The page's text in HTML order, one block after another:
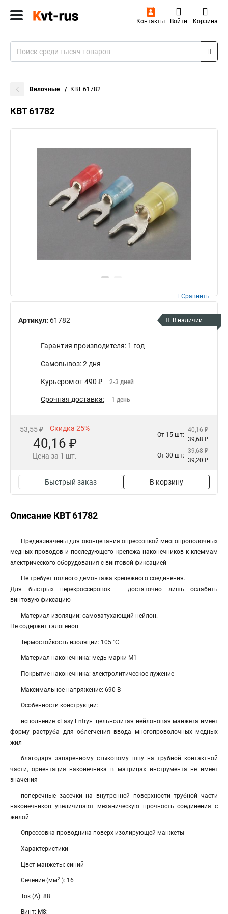
Контакты Войти Корзина
Вилочные КВТ 61782
КВТ 61782
Артикул: 61782
Сравнить
В наличии
Гарантия производителя: 1 год
Самовывоз: 2 дня
Курьером от 490 ₽ 2-3 дней
Срочная доставка: 1 день
53,55 ₽ Скидка 25%
40,16 ₽
Цена за 1 шт.
От 15 шт:
40,16 ₽
39,68 ₽
От 30 шт:
39,68 ₽
39,20 ₽
Быстрый заказ В корзину
Описание КВТ 61782
Предназначены для оконцевания опрессовкой многопроволочных
медных проводов и последующего крепежа наконечников к клеммам
электрического оборудования с винтовой фиксацией
Не требует полного демонтажа крепежного соединения.
Для быстрых перекроссировок — достаточно лишь ослабить
винтовую фиксацию
Материал изоляции: самозатухающий нейлон.
Не содержит галогенов
Термостойкость изоляции: 105 °C
Материал наконечника: медь марки М1
Покрытие наконечника: электролитическое лужение
Максимальное напряжение: 690 В
Особенности конструкции:
исполнение «Easy Entry»: цельнолитая нейлоновая манжета имеет
форму раструба для облегчения ввода многопроволочных медных
жил
благодаря заваренному стыковому шву на трубной контактной
части, ориентация наконечника в матрицах инструмента не имеет
значения
поперечные засечки на внутренней поверхности трубной части
наконечников увеличивают механическую прочность соединения с
жилой
Опрессовка проводника поверх изолирующей манжеты
Характеристики
Цвет манжеты: синий
Сечение (мм2 ): 16
Ток (А): 88
Винт: М8;